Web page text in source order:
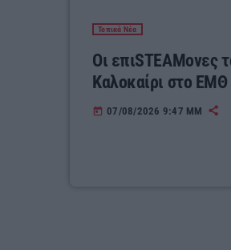
Τοπικά Νέα
Οι επιSTEAMονες
Καλοκαίρι στο ΕΜΘ
today 07/08/2026 9:47 ΜΜ